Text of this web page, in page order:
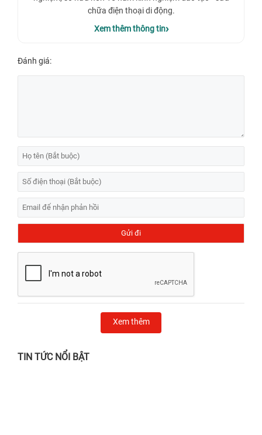
chữa điện thoại di động.
Xem thêm thông tin
Đánh giá:
Xem thêm
TIN TỨC NỔI BẬT